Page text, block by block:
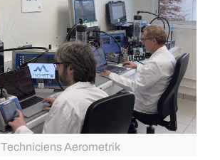
Techniciens Aerometrik